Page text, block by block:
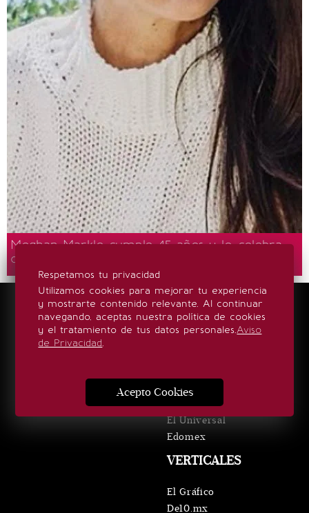
Meghan Markle cumple 45 años y lo celebra
con divertidas fotos en bañador
Respetamos tu privacidad
Utilizamos cookies para mejorar tu experiencia
y mostrarte contenido relevante. Al continuar
navegando, aceptas nuestra política de cookies
y el tratamiento de tus datos personales.Aviso
de Privacidad.
Acepto Cookies
VERTICALES
El Gráfico
De10.mx
LOCALES
Querétaro
Puebla
Hidalgo
El Universal
Edomex